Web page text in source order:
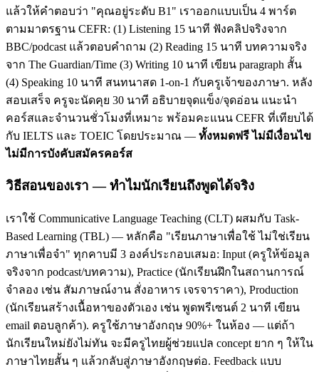
แล้วให้คำตอบว่า "คุณอยู่ระดับ B1" เราออกแบบเป็น 4 พาร์ต
ตามมาตรฐาน CEFR: (1) Listening 15 นาที ฟังคลิปจริงจาก
BBC/podcast แล้วตอบคำถาม (2) Reading 15 นาที บทความจริง
จาก The Guardian/Time (3) Writing 10 นาที เขียน paragraph สั้น
(4) Speaking 10 นาที สนทนาสด 1-on-1 กับครูเจ้าของภาษา. หลัง
สอบเสร็จ ครูจะนัดคุย 30 นาที อธิบายจุดแข็ง/จุดอ่อน แนะนำ
คอร์สและจำนวนชั่วโมงที่เหมาะ พร้อมคะแนน CEFR ที่เทียบได้
กับ IELTS และ TOEIC โดยประมาณ — ทั้งหมดฟรี ไม่มีเงื่อนไข
ไม่มีการบังคับสมัครคอร์ส
วิธีสอนของเรา — ทำไมนักเรียนถึงพูดได้จริง
เราใช้ Communicative Language Teaching (CLT) ผสมกับ Task-
Based Learning (TBL) — หลักคือ "เรียนภาษาเพื่อใช้ ไม่ใช่เรียน
ภาษาเพื่อจำ" ทุกคาบมี 3 องค์ประกอบเสมอ: Input (ครูให้ข้อมูล
จริงจาก podcast/บทความ), Practice (นักเรียนฝึกในสถานการณ์
จำลอง เช่น สัมภาษณ์งาน สั่งอาหาร เจรจาราคา), Production
(นักเรียนสร้างเนื้อหาของตัวเอง เช่น พูดพรีเซนต์ 2 นาที เขียน
email ตอบลูกค้า). ครูใช้ภาษาอังกฤษ 90%+ ในห้อง — แต่ถ้า
นักเรียนใหม่ยังไม่ทัน จะมีครูไทยผู้ช่วยแปล concept ยาก ๆ ให้ใน
ภาษาไทยสั้น ๆ แล้วกลับสู่ภาษาอังกฤษต่อ. Feedback แบบ